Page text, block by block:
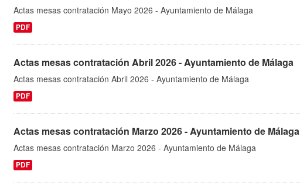
Actas mesas contratación Mayo 2026 - Ayuntamiento de Málaga
PDF
Actas mesas contratación Abril 2026 - Ayuntamiento de Málaga
Actas mesas contratación Abril 2026 - Ayuntamiento de Málaga
PDF
Actas mesas contratación Marzo 2026 - Ayuntamiento de Málaga
Actas mesas contratación Marzo 2026 - Ayuntamiento de Málaga
PDF